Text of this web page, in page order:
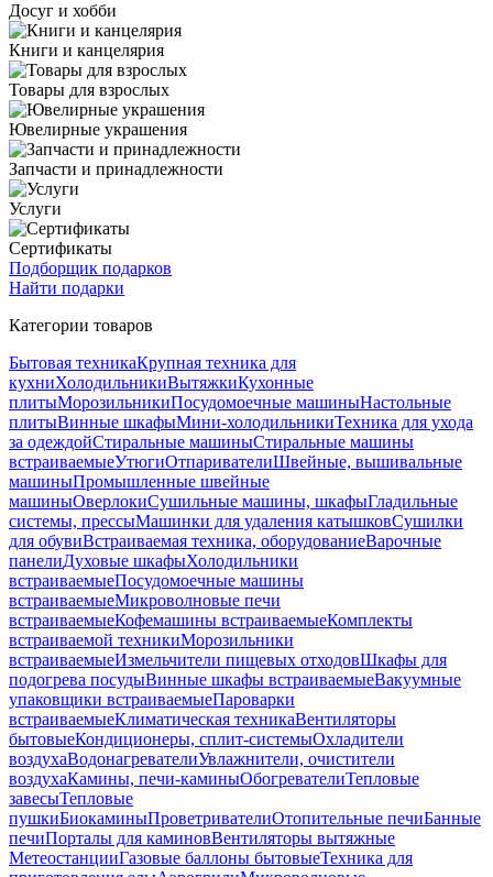
Досуг и хобби
Книги и канцелярия
Товары для взрослых
Ювелирные украшения
Запчасти и принадлежности
Услуги
Сертификаты
Подборщик подарков
Найти подарки
Категории товаров
Бытовая техникаКрупная техника для
кухниХолодильникиВытяжкиКухонные
плитыМорозильникиПосудомоечные машиныНастольные
плитыВинные шкафыМини-холодильникиТехника для ухода
за одеждойСтиральные машиныСтиральные машины
встраиваемыеУтюгиОтпаривателиШвейные, вышивальные
машиныПромышленные швейные
машиныОверлокиСушильные машины, шкафыГладильные
системы, прессыМашинки для удаления катышковСушилки
для обувиВстраиваемая техника, оборудованиеВарочные
панелиДуховые шкафыХолодильники
встраиваемыеПосудомоечные машины
встраиваемыеМикроволновые печи
встраиваемыеКофемашины встраиваемыеКомплекты
встраиваемой техникиМорозильники
встраиваемыеИзмельчители пищевых отходовШкафы для
подогрева посудыВинные шкафы встраиваемыеВакуумные
упаковщики встраиваемыеПароварки
встраиваемыеКлиматическая техникаВентиляторы
бытовыеКондиционеры, сплит-системыОхладители
воздухаВодонагревателиУвлажнители, очистители
воздухаКамины, печи-каминыОбогревателиТепловые
завесыТепловые
пушкиБиокаминыПроветривателиОтопительные печиБанные
печиПорталы для каминовВентиляторы вытяжные
МетеостанцииГазовые баллоны бытовыеТехника для